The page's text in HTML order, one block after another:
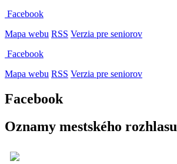
Facebook
Mapa webu RSS Verzia pre seniorov
Facebook
Mapa webu RSS Verzia pre seniorov
Facebook
Oznamy mestského rozhlasu